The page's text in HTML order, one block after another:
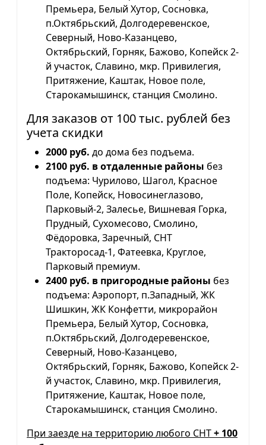
Премьера, Белый Хутор, Сосновка,
п.Октябрьский, Долгодеревенское,
Северный, Ново-Казанцево,
Октябрьский, Горняк, Бажово, Копейск 2-
й участок, Славино, мкр. Привилегия,
Притяжение, Каштак, Новое поле,
Старокамышинск, станция Смолино.
Для заказов от 100 тыс. рублей без
учета скидки
2000 руб. до дома без подъема.
2100 руб. в отдаленные районы без
подъема: Чурилово, Шагол, Красное
Поле, Копейск, Новосинеглазово,
Парковый-2, Залесье, Вишневая Горка,
Прудный, Сухомесово, Смолино,
Фёдоровка, Заречный, СНТ
Тракторосад-1, Фатеевка, Круглое,
Парковый премиум.
2400 руб. в пригородные районы без
подъема: Аэропорт, п.Западный, ЖК
Шишкин, ЖК Конфетти, микрорайон
Премьера, Белый Хутор, Сосновка,
п.Октябрьский, Долгодеревенское,
Северный, Ново-Казанцево,
Октябрьский, Горняк, Бажово, Копейск 2-
й участок, Славино, мкр. Привилегия,
Притяжение, Каштак, Новое поле,
Старокамышинск, станция Смолино.
При заезде на территорию любого СНТ+ 100